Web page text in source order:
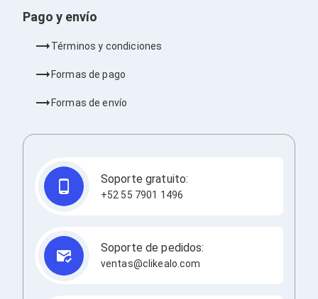
Sonido para Centros de Entretenimiento
Home Theater
Proyectores
Soportes de Proyectores
Maletines para Proyectores
Pantallas de Proyección
Adaptadores de Red para Proyectores
TV y Pantallas
Accesorios TV
Controles Remoto
Reproductores para Transmisión Multimedia
Pantallas
Pantallas Comerciales
Pago y envío
Términos y condiciones
Formas de pago
Formas de envío
Soporte gratuito:
+52 55 7901 1496
Soporte de pedidos:
ventas@clikealo.com